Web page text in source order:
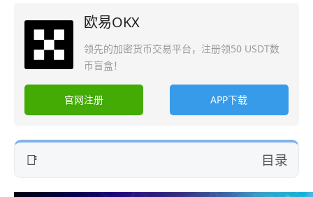
欧易OKX
领先的加密货币交易平台，注册领50 USDT数
币盲盒！
官网注册 APP下载
目录